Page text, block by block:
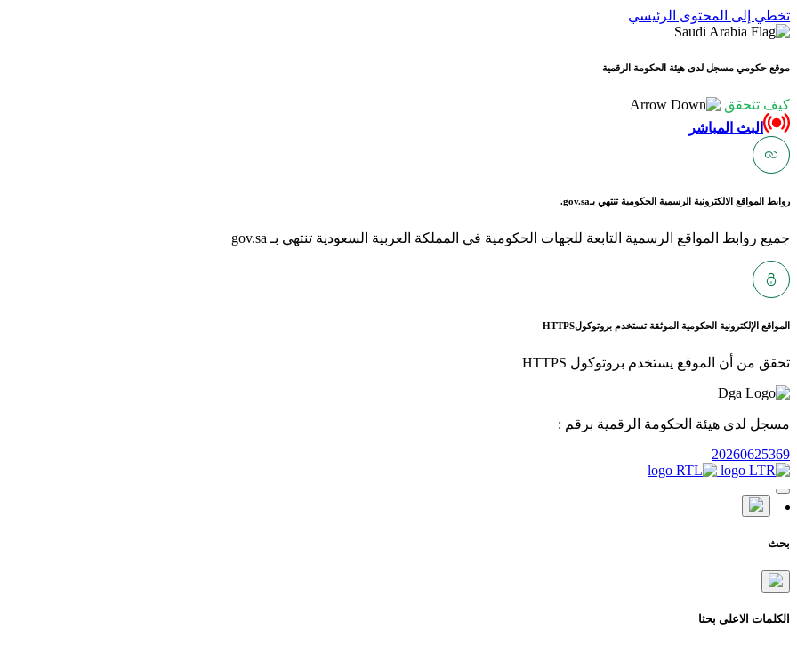
تخطي إلى المحتوى الرئيسي
موقع حكومي مسجل لدى هيئة الحكومة الرقمية
كيف تتحقق
البث المباشر
روابط المواقع الالكترونية الرسمية الحكومية تنتهي بـgov.sa.
جميع روابط المواقع الرسمية التابعة للجهات الحكومية في المملكة العربية السعودية تنتهي بـ gov.sa
المواقع الإلكترونية الحكومية الموثقة تستخدم بروتوكولHTTPS
تحقق من أن الموقع يستخدم بروتوكول HTTPS
مسجل لدى هيئة الحكومة الرقمية برقم :
20260625369
بحث
الكلمات الاعلى بحثا